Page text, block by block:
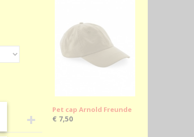
Pet cap Arnold Freunde
€ 7,50